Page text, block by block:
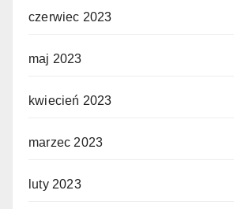
czerwiec 2023
maj 2023
kwiecień 2023
marzec 2023
luty 2023